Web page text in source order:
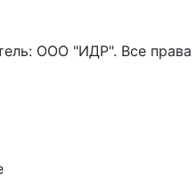
ООО "ИДР". Все права